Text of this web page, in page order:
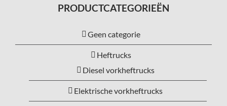
PRODUCTCATEGORIEËN
Geen categorie
Heftrucks
Diesel vorkheftrucks
Elektrische vorkheftrucks